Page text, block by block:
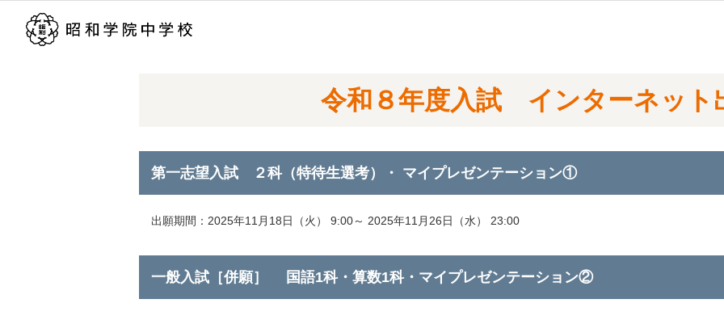
令和８年度入試 インターネット
第一志望入試 ２科（特待生選考）・ マイプレゼンテーション①
出願期間：2025年11月18日（火） 9:00～ 2025年11月26日（水） 23:00
一般入試［併願］ 国語1科・算数1科・マイプレゼンテーション②